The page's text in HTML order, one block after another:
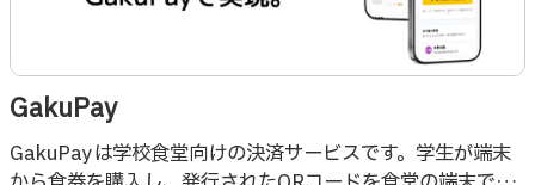
GakuPay
GakuPayは学校食堂向けの決済サービスです。学生が端末